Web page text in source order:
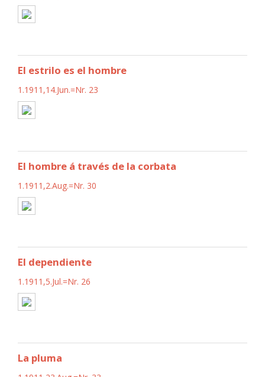
El estrilo es el hombre
1.1911,14.Jun.=Nr. 23
El hombre á través de la corbata
1.1911,2.Aug.=Nr. 30
El dependiente
1.1911,5.Jul.=Nr. 26
La pluma